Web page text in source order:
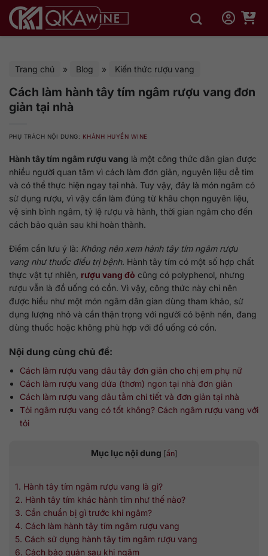
qua
Trang chủ » Blog » Kiến thức rượu vang
Cách làm hành tây tím ngâm rượu vang đơn
giản tại nhà
PHỤ TRÁCH NỘI DUNG: KHÁNH HUYỀN WINE
Hành tây tím ngâm rượu vang là một công thức dân gian được
nhiều người quan tâm vì cách làm đơn giản, nguyên liệu dễ tìm
và có thể thực hiện ngay tại nhà. Tuy vậy, đây là món ngâm có
sử dụng rượu, vì vậy cần làm đúng từ khâu chọn nguyên liệu,
vệ sinh bình ngâm, tỷ lệ rượu và hành, thời gian ngâm cho đến
cách bảo quản sau khi hoàn thành.
Điểm cần lưu ý là: Không nên xem hành tây tím ngâm rượu
vang như thuốc điều trị bệnh. Hành tây tím có một số hợp chất
thực vật tự nhiên, rượu vang đỏ cũng có polyphenol, nhưng
rượu vẫn là đồ uống có cồn. Vì vậy, công thức này chỉ nên
được hiểu như một món ngâm dân gian dùng tham khảo, sử
dụng lượng nhỏ và cần thận trọng với người có bệnh nền, đang
dùng thuốc hoặc không phù hợp với đồ uống có cồn.
Nội dung cùng chủ đề:
Cách làm rượu vang dâu tây đơn giản cho chị em phụ nữ
Cách làm rượu vang dứa (thơm) ngon tại nhà đơn giản
Cách làm rượu vang dâu tằm chi tiết và đơn giản tại nhà
Tỏi ngâm rượu vang có tốt không? Cách ngâm rượu vang với
tỏi
Mục lục nội dung [ẩn]
1. Hành tây tím ngâm rượu vang là gì?
2. Hành tây tím khác hành tím như thế nào?
3. Cần chuẩn bị gì trước khi ngâm?
4. Cách làm hành tây tím ngâm rượu vang
5. Cách sử dụng hành tây tím ngâm rượu vang
6. Cách bảo quản sau khi ngâm